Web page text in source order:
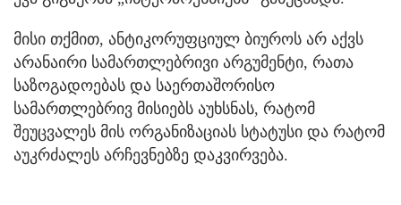
მისი თქმით, ანტიკორუფციულ ბიუროს არ აქვს
არანაირი სამართლებრივი არგუმენტი, რათა
საზოგადოებას და საერთაშორისო
სამართლებრივ მისიებს აუხსნას, რატომ
შეუცვალეს მის ორგანიზაციას სტატუსი და რატომ
აუკრძალეს არჩევნებზე დაკვირვება.